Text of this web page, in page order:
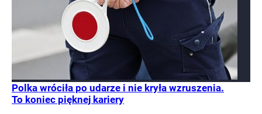
Polka wróciła po udarze i nie kryła wzruszenia.
To koniec pięknej kariery